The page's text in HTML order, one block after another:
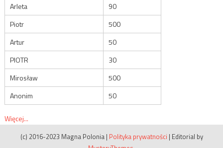
Arleta
90
Piotr
500
Artur
50
PIOTR
30
Mirosław
500
Anonim
50
Więcej...
(c) 2016-2023 Magna Polonia | Polityka prywatności | Editorial by